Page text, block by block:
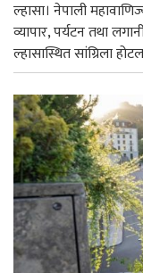
ल्हासा। नेपाली
व्यापार, पर्यटन तथा
ल्हासास्थित सांग्रिला